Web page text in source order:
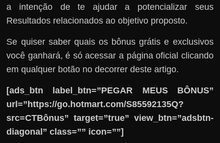
a intenção de te ajudar a potencializar seus
Resultados relacionados ao objetivo proposto.
Se quiser saber quais os bônus grátis e exclusivos
você ganhará, é só acessar a página oficial clicando
em qualquer botão no decorrer deste artigo.
[ads_btn label_btn=”PEGAR MEUS BÔNUS”
url=”https://go.hotmart.com/S85592135Q?
src=CTBônus” target=”true” view_btn=”adsbtn-
diagonal” class=”” icon=””]